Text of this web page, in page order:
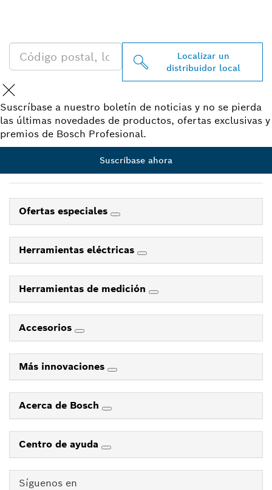
Localizar un
distribuidor local
Suscríbase a nuestro boletín de noticias y no se pierda
las últimas novedades de productos, ofertas exclusivas y
premios de Bosch Profesional.
Suscríbase ahora
Ofertas especiales
Herramientas eléctricas
Herramientas de medición
Accesorios
Más innovaciones
Acerca de Bosch
Centro de ayuda
Síguenos en